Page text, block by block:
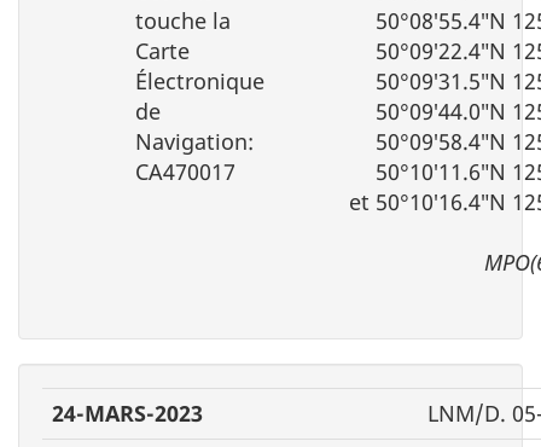
touche la
Carte
Électronique
de
Navigation:
CA470017
50°08′55.4″N
50°09′22.4″N
50°09′31.5″N
50°09′44.0″N
50°09′58.4″N
50°10′11.6″N
et 50°10′16.4″N
24-MARS-2023
LNM/D.